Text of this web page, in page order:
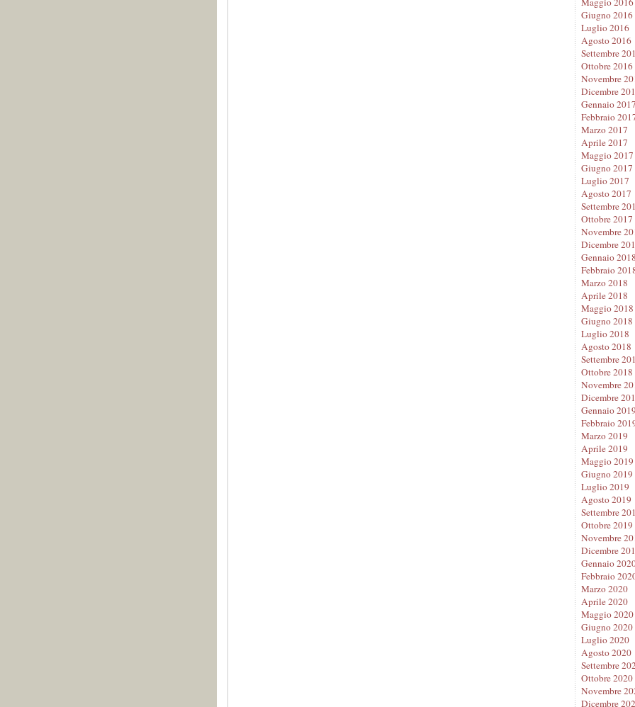
Giugno 2016
Luglio 2016
Agosto 2016
Settembre
Ottobre 2016
Novembre
Dicembre
Gennaio 2017
Febbraio
Marzo 2017
Aprile 2017
Maggio 2017
Giugno 2017
Luglio 2017
Agosto 2017
Settembre
Ottobre 2017
Novembre
Dicembre
Gennaio 2018
Febbraio
Marzo 2018
Aprile 2018
Maggio 2018
Giugno 2018
Luglio 2018
Agosto 2018
Settembre
Ottobre 2018
Novembre
Dicembre
Gennaio 2019
Febbraio
Marzo 2019
Aprile 2019
Maggio 2019
Giugno 2019
Luglio 2019
Agosto 2019
Settembre
Ottobre 2019
Novembre
Dicembre
Gennaio
Febbraio
Marzo 2020
Aprile 2020
Maggio 2020
Giugno 2020
Luglio 2020
Agosto 2020
Settembre
Ottobre 2020
Novembre
Dicembre